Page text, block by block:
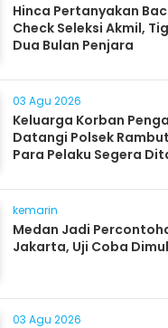
Hinca Pertanyakan
Check Seleksi Akmil,
Dua Bulan Penjara
03 Agu 2026
Keluarga Korban
Datangi Polsek
Para Pelaku Segera
kemarin
Medan Jadi
Jakarta, Uji Coba
03 Agu 2026